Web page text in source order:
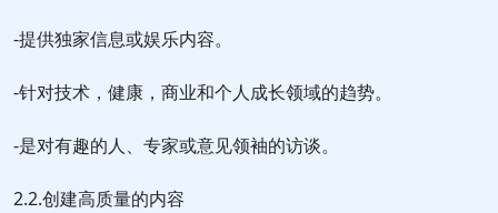
-提供独家信息或娱乐内容。
-针对技术，健康，商业和个人成长领域的趋势。
-是对有趣的人、专家或意见领袖的访谈。
2.2.创建高质量的内容